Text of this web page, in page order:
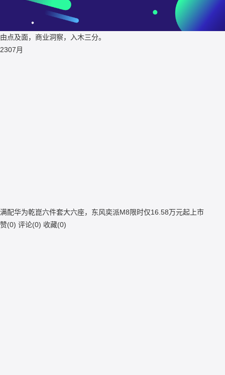
由点及面，商业洞察，入木三分。
2307月
满配华为乾崑六件套大六座，东风奕派M8限时仅16.58万元起上市
赞(0) 评论(0) 收藏(0)